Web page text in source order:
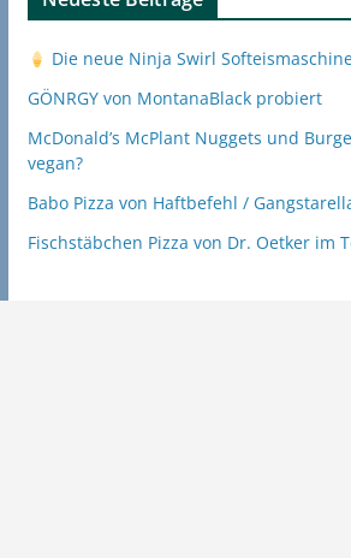
Die neue Ninja Swirl
GÖNRGY von MontanaBlack probiert
McDonald’s McPlant Nuggets und
vegan?
Babo Pizza von Haftbefehl /
Fischstäbchen Pizza von Dr. Oetker im